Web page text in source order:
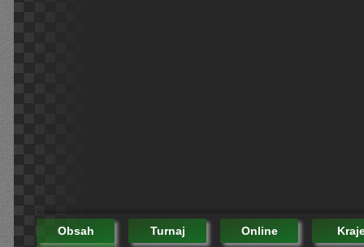
Obsah Turnaj Online